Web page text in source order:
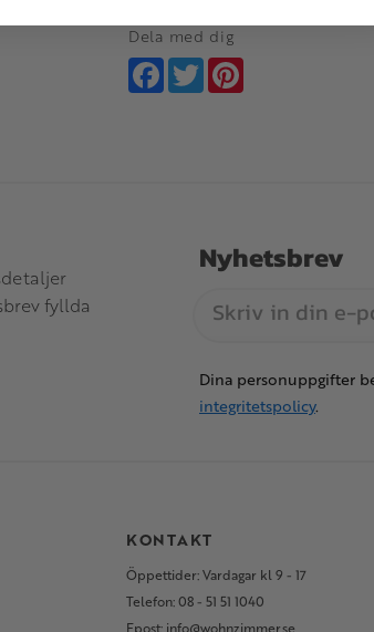
Dela med dig
Facebook
Twitter
fyllda
Nyhetsbrev
Dina personuppgifter
integritetspolicy.
KONTAKT
Öppettider: Vardagar kl 9 - 17
Telefon: 08 - 51 51 1040
Epost: info@wohnzimmer.se